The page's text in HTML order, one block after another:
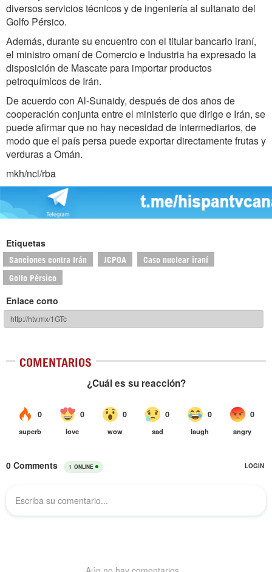
diversos servicios técnicos y de ingeniería al sultanato del
Golfo Pérsico.
Además, durante su encuentro con el titular bancario iraní,
el ministro omaní de Comercio e Industria ha expresado la
disposición de Mascate para importar productos
petroquímicos de Irán.
De acuerdo con Al-Sunaidy, después de dos años de
cooperación conjunta entre el ministerio que dirige e Irán, se
puede afirmar que no hay necesidad de intermediarios, de
modo que el país persa puede exportar directamente frutas y
verduras a Omán.
mkh/ncl/rba
Etiquetas
Sanciones contra Irán JCPOA Caso nuclear iraní
Golfo Pérsico
Enlace corto
COMENTARIOS